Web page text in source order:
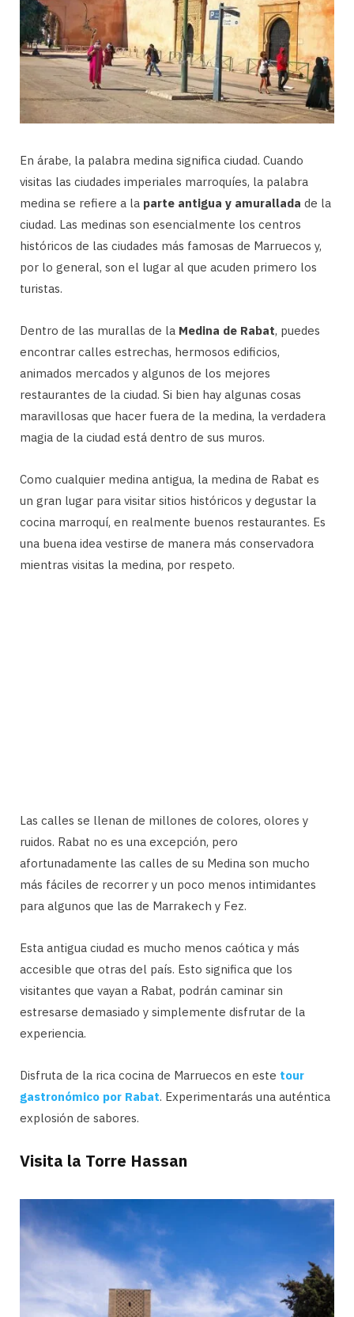
En árabe, la palabra medina significa ciudad. Cuando
visitas las ciudades imperiales marroquíes, la palabra
medina se refiere a la parte antigua y amurallada de la
ciudad. Las medinas son esencialmente los centros
históricos de las ciudades más famosas de Marruecos y,
por lo general, son el lugar al que acuden primero los
turistas.
Dentro de las murallas de la Medina de Rabat, puedes
encontrar calles estrechas, hermosos edificios,
animados mercados y algunos de los mejores
restaurantes de la ciudad. Si bien hay algunas cosas
maravillosas que hacer fuera de la medina, la verdadera
magia de la ciudad está dentro de sus muros.
Como cualquier medina antigua, la medina de Rabat es
un gran lugar para visitar sitios históricos y degustar la
cocina marroquí, en realmente buenos restaurantes. Es
una buena idea vestirse de manera más conservadora
mientras visitas la medina, por respeto.
Las calles se llenan de millones de colores, olores y
ruidos. Rabat no es una excepción, pero
afortunadamente las calles de su Medina son mucho
más fáciles de recorrer y un poco menos intimidantes
para algunos que las de Marrakech y Fez.
Esta antigua ciudad es mucho menos caótica y más
accesible que otras del país. Esto significa que los
visitantes que vayan a Rabat, podrán caminar sin
estresarse demasiado y simplemente disfrutar de la
experiencia.
Disfruta de la rica cocina de Marruecos en este tour
gastronómico por Rabat. Experimentarás una auténtica
explosión de sabores.
Visita la Torre Hassan